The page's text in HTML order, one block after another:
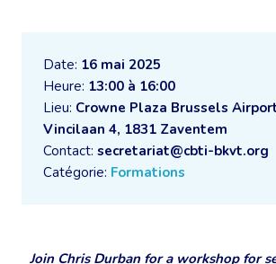
Date: 16 mai 2025
Heure: 13:00 à 16:00
Lieu: Crowne Plaza Brussels
Vincilaan 4, 1831 Zaventem
Contact: secretariat@cbti-bkvt.org
Catégorie: Formations
Join Chris Durban for a workshop for